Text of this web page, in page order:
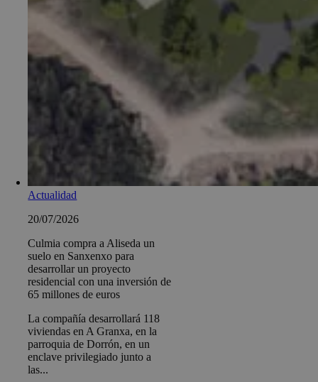
Actualidad
20/07/2026
Culmia compra a Aliseda un
suelo en Sanxenxo para
desarrollar un proyecto
residencial con una inversión de
65 millones de euros
La compañía desarrollará 118
viviendas en A Granxa, en la
parroquia de Dorrón, en un
enclave privilegiado junto a
las...